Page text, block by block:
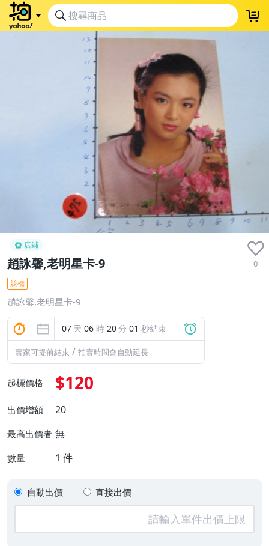
店鋪
趙詠馨,老明星卡-9 0
競標
趙詠馨,老明星卡-9
07 天 06 時 20分 01 秒結束
賣家可提前結束 / 拍賣時間會自動延長
起標價格 $120
出價增額 20
最高出價者 無
數量 1 件
自動出價 直接出價